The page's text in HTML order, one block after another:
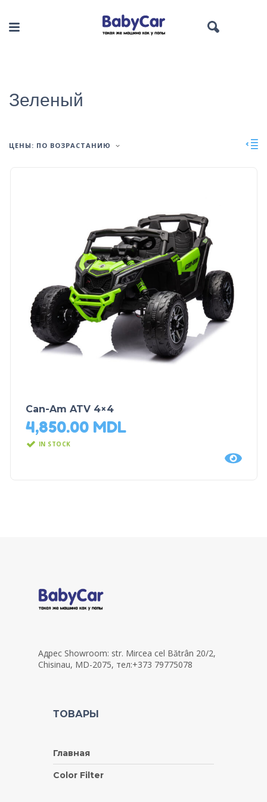
Зеленый
ЦЕНЫ: ПО ВОЗРАСТАНИЮ
Can-Am ATV 4×4
4,850.00 MDL
IN STOCK
Адрес Showroom: str. Mircea cel Bătrân 20/2,
Chisinau, MD-2075, тел:+373 79775078
ТОВАРЫ
Главная
Color Filter